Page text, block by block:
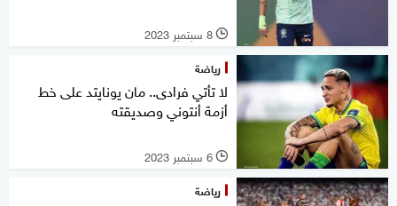
l 8 سبتمبر 2023
رياضة
لا تأتي فرادى.. مان يونايتد على خط
أزمة أنتوني وصديقته
l 6 سبتمبر 2023
رياضة